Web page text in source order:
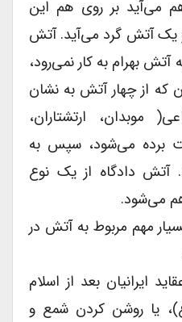
می‌آید بر روی هم این
آتش گرد می‌آید. آتش
بهرام به کار نمی‌رود،
از چهار آتش به نشان
موبدان، ارتشتاران،
برده‌ می‌شود، سپس به
آتش دادگاه از یک نوع
می‌شود.
مهم مربوط به آتش در
ایرانیان بعد از اسلام
یا روشن کردن شمع و